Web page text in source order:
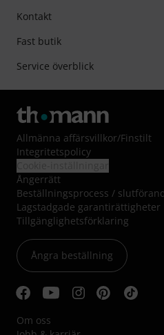
Kontakt
Fast butik
Service överblick
Allmänna affärsvillkor/Finstilt
Integritetspolicy
Ångerrätt
Beställningsprocess /
Lagstadgade garantirättigheter
Tillgänglighetsförklaring
Ångra beställning
Om oss